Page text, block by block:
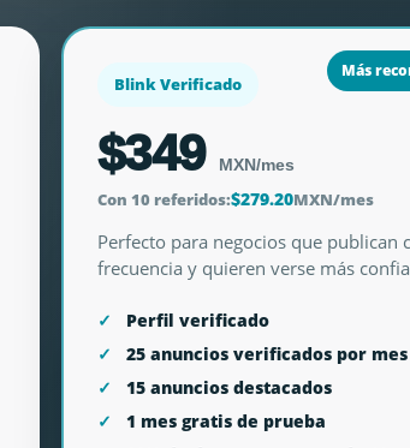
Más
Blink Verificado
$349 MXN/mes
Con 10 referidos:$279.20MXN/mes
Perfecto para negocios que publican
frecuencia y quieren verse más
Perfil verificado
25 anuncios verificados por mes
15 anuncios destacados
1 mes gratis de prueba